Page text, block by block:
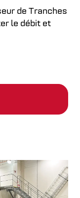
de Tranches
le débit et